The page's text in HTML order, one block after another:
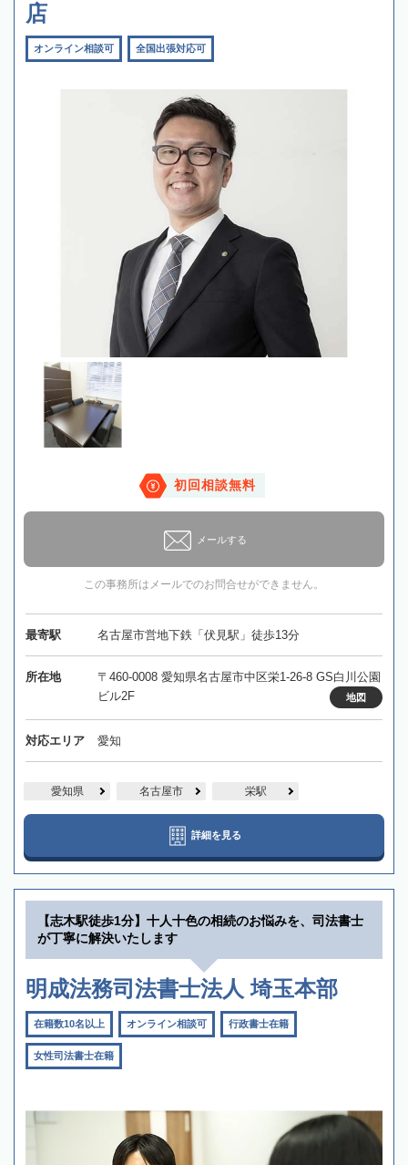
店
オンライン相談可 全国出張対応可
初回相談無料
メールする
この事務所はメールでのお問合せができません。
最寄駅 名古屋市営地下鉄「伏見駅」徒歩13分
所在地
〒460-0008 愛知県名古屋市中区栄1-26-8 GS白川公園
ビル2F
地図
対応エリア 愛知
愛知県 名古屋市 栄駅
詳細を見る
【志木駅徒歩1分】十人十色の相続のお悩みを、司法書士
が丁寧に解決いたします
明成法務司法書士法人 埼玉本部
在籍数10名以上 オンライン相談可 行政書士在籍
女性司法書士在籍